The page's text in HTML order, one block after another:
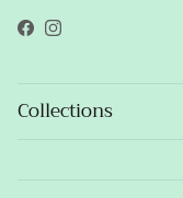
FacebookInstagram
Collections